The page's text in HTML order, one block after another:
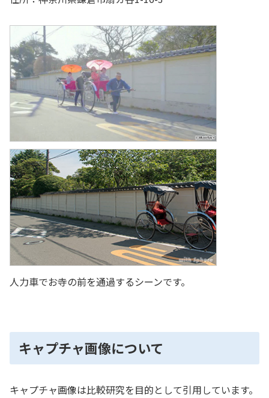
人力車でお寺の前を通過するシーンです。
キャプチャ画像について
キャプチャ画像は比較研究を目的として引用しています。